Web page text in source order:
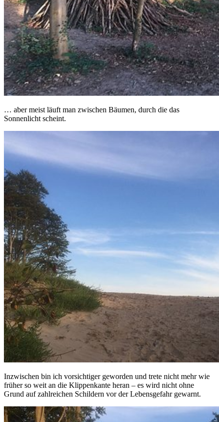
… aber meist läuft man zwischen Bäumen, durch die das
Sonnenlicht scheint.
Inzwischen bin ich vorsichtiger geworden und trete nicht mehr wie
früher so weit an die Klippenkante heran – es wird nicht ohne
Grund auf zahlreichen Schildern vor der Lebensgefahr gewarnt.